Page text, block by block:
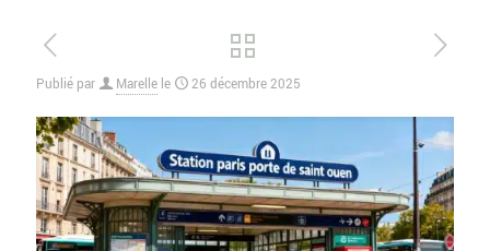
Publié par Marelle le 26 décembre 2025